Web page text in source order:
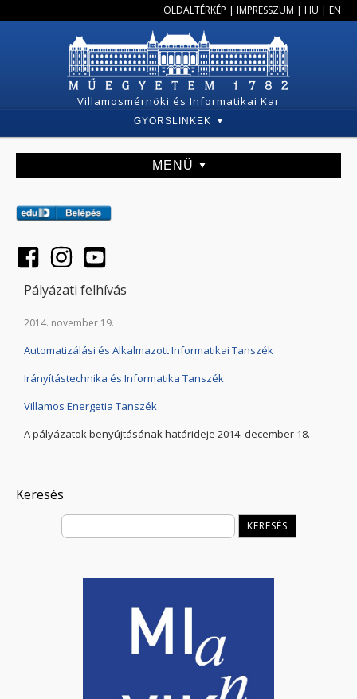
OLDALTÉRKÉP | IMPRESSZUM | HU | EN
Villamosmérnöki és Informatikai Kar
GYORSLINKEK
MENÜ
Pályázati felhívás
2014. november 19.
Automatizálási és Alkalmazott Informatikai Tanszék
Irányítástechnika és Informatika Tanszék
Villamos Energetia Tanszék
A pályázatok benyújtásának határideje 2014. december 18.
Keresés